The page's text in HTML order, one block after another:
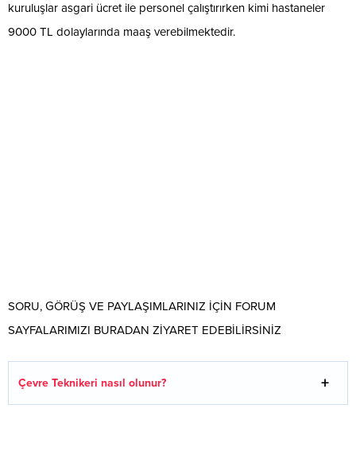
kuruluşlar asgari ücret ile personel çalıştırırken kimi hastaneler
9000 TL dolaylarında maaş verebilmektedir.
SORU, GÖRÜŞ VE PAYLAŞIMLARINIZ İÇİN FORUM
SAYFALARIMIZI BURADAN ZİYARET EDEBİLİRSİNİZ
Çevre Teknikeri nasıl olunur?